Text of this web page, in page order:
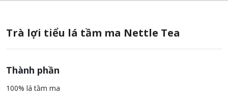
Trà lợi tiểu lá tầm ma Nettle Tea
Thành phần
100% lá tầm ma